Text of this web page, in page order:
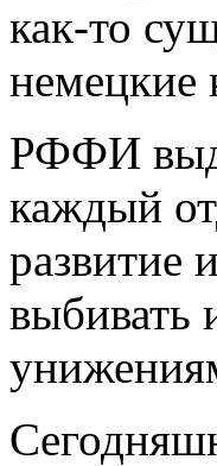
как-то
немецкие
РФФИ
каждый
развитие
выбивать